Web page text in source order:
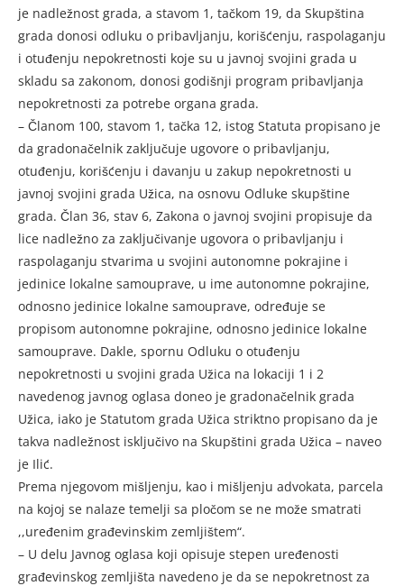
je nadležnost grada, a stavom 1, tačkom 19, da Skupština
grada donosi odluku o pribavljanju, korišćenju, raspolaganju
i otuđenju nepokretnosti koje su u javnoj svojini grada u
skladu sa zakonom, donosi godišnji program pribavljanja
nepokretnosti za potrebe organa grada.
– Članom 100, stavom 1, tačka 12, istog Statuta propisano je
da gradonačelnik zaključuje ugovore o pribavljanju,
otuđenju, korišćenju i davanju u zakup nepokretnosti u
javnoj svojini grada Užica, na osnovu Odluke skupštine
grada. Član 36, stav 6, Zakona o javnoj svojini propisuje da
lice nadležno za zaključivanje ugovora o pribavljanju i
raspolaganju stvarima u svojini autonomne pokrajine i
jedinice lokalne samouprave, u ime autonomne pokrajine,
odnosno jedinice lokalne samouprave, određuje se
propisom autonomne pokrajine, odnosno jedinice lokalne
samouprave. Dakle, spornu Odluku o otuđenju
nepokretnosti u svojini grada Užica na lokaciji 1 i 2
navedenog javnog oglasa doneo je gradonačelnik grada
Užica, iako je Statutom grada Užica striktno propisano da je
takva nadležnost isključivo na Skupštini grada Užica – naveo
je Ilić.
Prema njegovom mišljenju, kao i mišljenju advokata, parcela
na kojoj se nalaze temelji sa pločom se ne može smatrati
,,uređenim građevinskim zemljištem“.
– U delu Javnog oglasa koji opisuje stepen uređenosti
građevinskog zemljišta navedeno je da se nepokretnost za